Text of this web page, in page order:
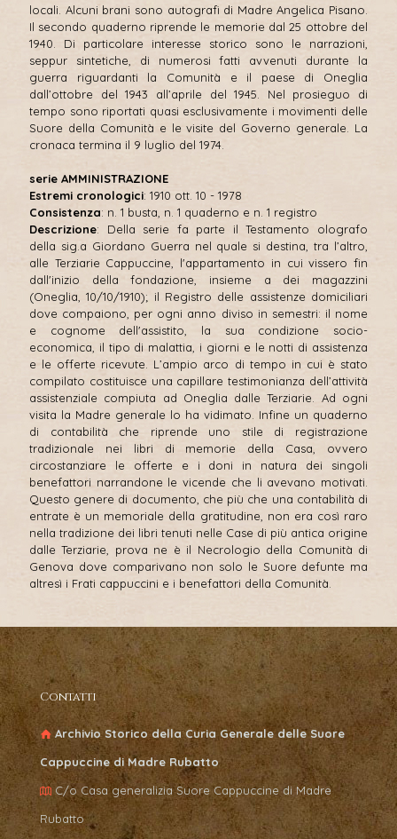
locali. Alcuni brani sono autografi di Madre Angelica Pisano.
Il secondo quaderno riprende le memorie dal 25 ottobre del
1940. Di particolare interesse storico sono le narrazioni,
seppur sintetiche, di numerosi fatti avvenuti durante la
guerra riguardanti la Comunità e il paese di Oneglia
dall’ottobre del 1943 all’aprile del 1945. Nel prosieguo di
tempo sono riportati quasi esclusivamente i movimenti delle
Suore della Comunità e le visite del Governo generale. La
cronaca termina il 9 luglio del 1974.
serie AMMINISTRAZIONE
Estremi cronologici: 1910 ott. 10 - 1978
Consistenza: n. 1 busta, n. 1 quaderno e n. 1 registro
Descrizione: Della serie fa parte il Testamento olografo
della sig.a Giordano Guerra nel quale si destina, tra l’altro,
alle Terziarie Cappuccine, l'appartamento in cui vissero fin
dall'inizio della fondazione, insieme a dei magazzini
(Oneglia, 10/10/1910); il Registro delle assistenze domiciliari
dove compaiono, per ogni anno diviso in semestri: il nome
e cognome dell'assistito, la sua condizione socio-
economica, il tipo di malattia, i giorni e le notti di assistenza
e le offerte ricevute. L’ampio arco di tempo in cui è stato
compilato costituisce una capillare testimonianza dell’attività
assistenziale compiuta ad Oneglia dalle Terziarie. Ad ogni
visita la Madre generale lo ha vidimato. Infine un quaderno
di contabilità che riprende uno stile di registrazione
tradizionale nei libri di memorie della Casa, ovvero
circostanziare le offerte e i doni in natura dei singoli
benefattori narrandone le vicende che li avevano motivati.
Questo genere di documento, che più che una contabilità di
entrate è un memoriale della gratitudine, non era così raro
nella tradizione dei libri tenuti nelle Case di più antica origine
dalle Terziarie, prova ne è il Necrologio della Comunità di
Genova dove comparivano non solo le Suore defunte ma
altresì i Frati cappuccini e i benefattori della Comunità.
Contatti
Archivio Storico della Curia Generale delle Suore
Cappuccine di Madre Rubatto
C/o Casa generalizia Suore Cappuccine di Madre
Rubatto